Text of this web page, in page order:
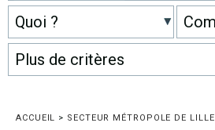
ACCUEIL > SECTEUR MÉTROPOLE DE LILLE